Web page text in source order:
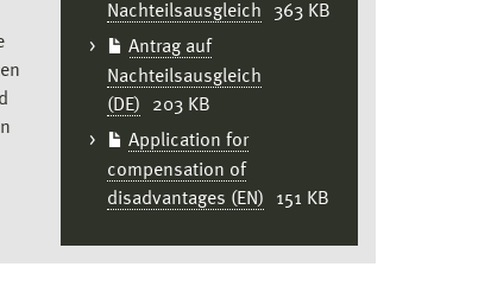
Nachteilsausgleich
363 KB
Antrag auf
Nachteilsausgleich
(DE)
203 KB
Application for
compensation of
disadvantages (EN)
151 KB